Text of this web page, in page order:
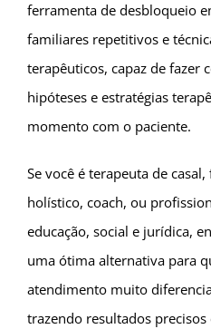
ferramenta de desbloqueio
familiares repetitivos e
terapêuticos, capaz de fazer
hipóteses e estratégias
momento com o paciente.
Se você é terapeuta de
holístico, coach, ou
educação, social e jurídica,
uma ótima alternativa para
atendimento muito
trazendo resultados precisos